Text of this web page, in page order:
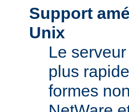
Support
Unix
Le
plus
formes